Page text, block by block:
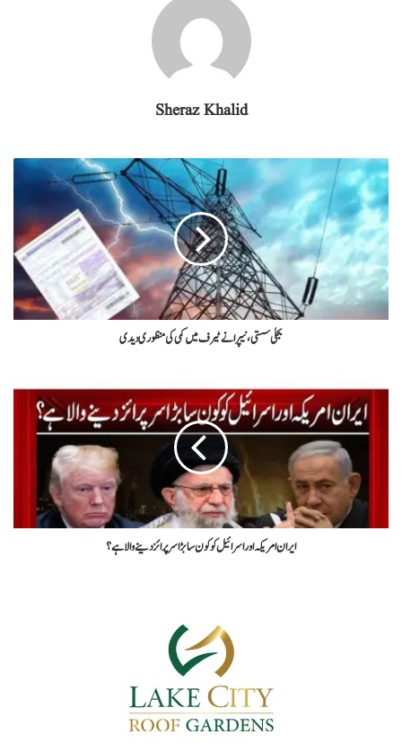
Sheraz Khalid
بجلی سستی، نیپرا نے ٹیرف میں کمی کی منظوری دیدی
ایران امریکہ اور اسرائیل کو کون سا بڑا سرپرائز دینےوالا ہے؟